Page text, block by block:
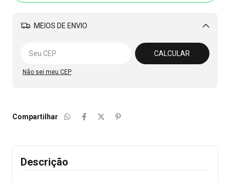
MEIOS DE ENVIO
Alterar CEP
CALCULAR
Não sei meu CEP
Compartilhar
Descrição